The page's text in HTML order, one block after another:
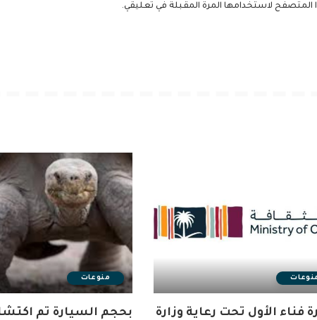
المتصفح لاستخدامها المرة المقبلة في تعليقي.
فناء الأول تحت رعاية وزارة
منوعات
بحجم السيارة تم